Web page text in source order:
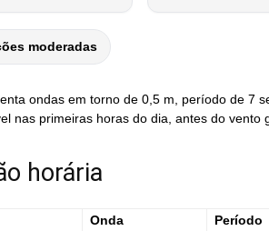
moderadas
ondas em torno de 0,5 m, período de 7
nas primeiras horas do dia, antes do vento
horária
Onda Período